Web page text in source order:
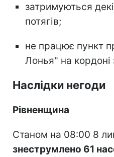
затримуються
потягів;
не працює пункт
Лонья" на
Наслідки негоди
Рівненщина
Станом на 08:00 8
знеструмлено 61